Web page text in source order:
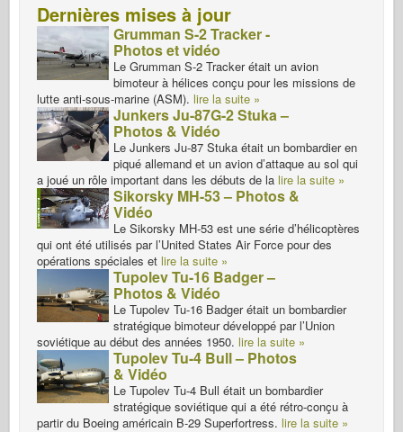
Dernières mises à jour
Grumman S-2 Tracker -
Photos et vidéo
Le Grumman S-2 Tracker était un avion
bimoteur à hélices conçu pour les missions de
lutte anti-sous-marine (ASM). lire la suite »
Junkers Ju-87G-2 Stuka –
Photos & Vidéo
Le Junkers Ju-87 Stuka était un bombardier en
piqué allemand et un avion d’attaque au sol qui
a joué un rôle important dans les débuts de la lire la suite »
Sikorsky MH-53 – Photos &
Vidéo
Le Sikorsky MH-53 est une série d’hélicoptères
qui ont été utilisés par l’United States Air Force pour des
opérations spéciales et lire la suite »
Tupolev Tu-16 Badger –
Photos & Vidéo
Le Tupolev Tu-16 Badger était un bombardier
stratégique bimoteur développé par l’Union
soviétique au début des années 1950. lire la suite »
Tupolev Tu-4 Bull – Photos
& Vidéo
Le Tupolev Tu-4 Bull était un bombardier
stratégique soviétique qui a été rétro-conçu à
partir du Boeing américain B-29 Superfortress. lire la suite »